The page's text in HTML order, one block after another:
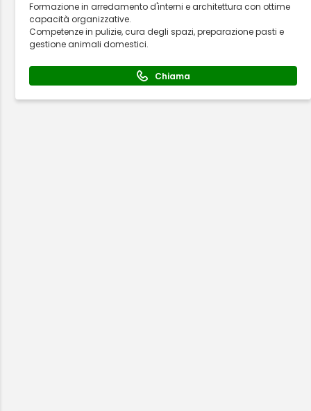
Formazione in arredamento d'interni e architettura con ottime
capacità organizzative.
Competenze in pulizie, cura degli spazi, preparazione pasti e
gestione animali domestici.
Chiama